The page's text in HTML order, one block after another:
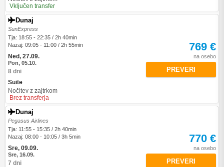
Vključen transfer
Dunaj
SunExpress
Tja: 18:55 - 22:35 / 2h 40min
Nazaj: 09:05 - 11:00 / 2h 55min
Ned, 27.09.
Pon, 05.10.
8 dni
Suite
Nočitev z zajtrkom
Brez transferja
769 €
na osebo
PREVERI
Dunaj
Pegasus Airlines
Tja: 11:55 - 15:35 / 2h 40min
Nazaj: 08:00 - 10:05 / 3h 5min
Sre, 09.09.
Sre, 16.09.
7 dni
770 €
na osebo
PREVERI